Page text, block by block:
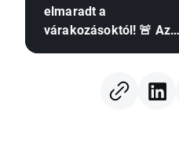
elmaradt a
várakozásoktól! 🚨 Az